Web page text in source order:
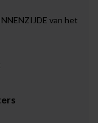
van het